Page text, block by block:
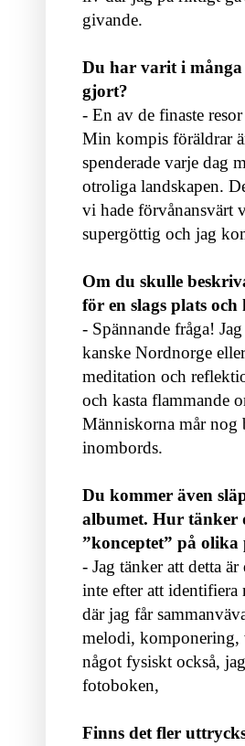
givande.
Du har varit i många
gjort?
- En av de finaste
Min kompis föräldrar
spenderade varje dag
otroliga landskapen.
vi hade förvånansvärt
supergöttig och jag
Om du skulle
för en slags plats
- Spännande fråga!
kanske Nordnorge
meditation och
och kasta flammande
Människorna mår nog
inombords.
Du kommer även
albumet. Hur tänker
”konceptet” på
- Jag tänker att detta
inte efter att identifiera
där jag får
melodi, komponering,
något fysiskt också,
fotoboken,
Finns det fler